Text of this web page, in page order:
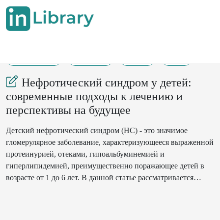
Нефротический синдром у детей:
современные подходы к лечению и
перспективы на будущее
Детский нефротический синдром (НС) - это значимое
гломерулярное заболевание, характеризующееся выраженной
протеинурией, отеками, гипоальбуминемией и
гиперлипидемией, преимущественно поражающее детей в
возрасте от 1 до 6 лет. В данной статье рассматривается